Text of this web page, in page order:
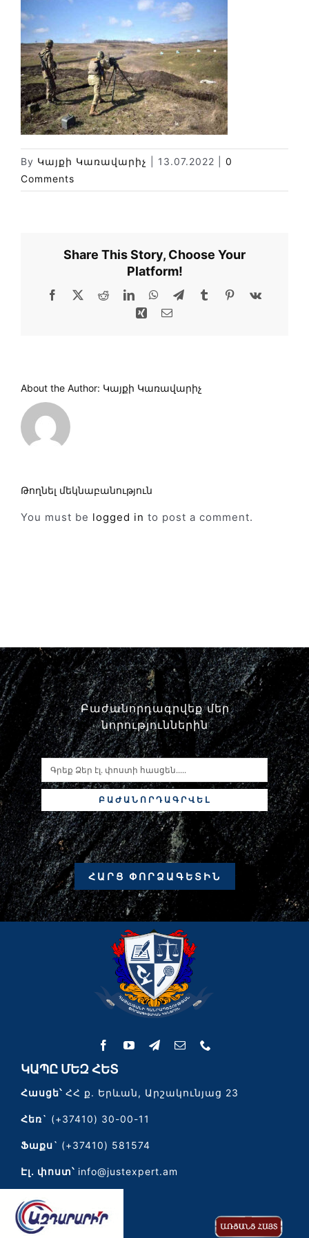
Փորձաքննությունների տեսակները
Նորություններ
Գրադարան
Կայքի քարտեզ
By Կայքի Կառավարիչ 13.07.2022
0
Comments
Share This Story, Choose Your
Platform!
Facebook Reddit LinkedInWhatsAppTelegram
TumblrPinterest
Xing
About the Author: Կայքի Կառավարիչ
Թողնել մեկնաբանություն
You must be logged in to post a comment.
Բաժանորդագրվեք մեր
նորություններին
ԲԱԺԱՆՈՐԴԱԳՐՎԵԼ
ՀԱՐՑ ՓՈՐՁԱԳԵՏԻՆ
ԿԱՊԸ ՄԵԶ ՀԵՏ
Հասցե՝ՀՀ ք. Երևան, Արշակունյաց 23
Հեռ` (+37410) 30-00-11
Ֆաքս` (+37410) 581574
Էլ․ փոստ՝ info@justexpert.am